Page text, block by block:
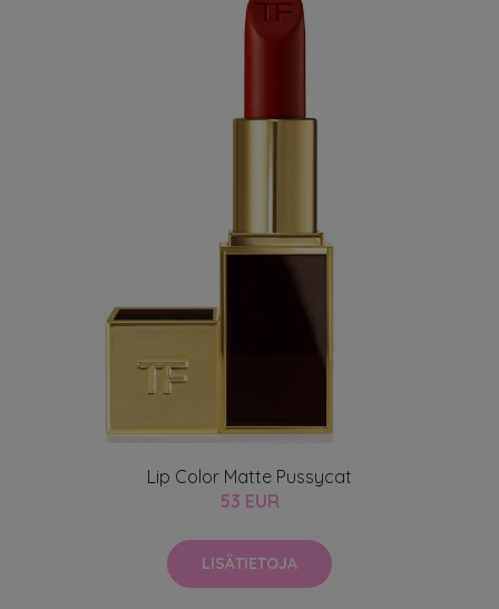
Lip Color Matte Pussycat
53 EUR
LISÄTIETOJA